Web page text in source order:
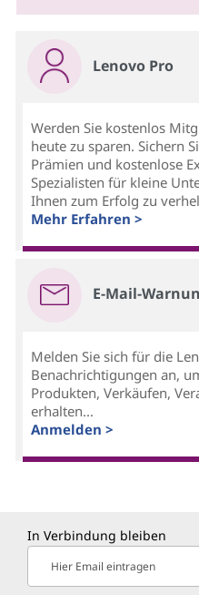
Lenovo Pro
Werden Sie kostenlos
heute zu sparen. Sichern
Prämien und kostenlose
Spezialisten für kleine
Ihnen zum Erfolg zu
Mehr Erfahren >
E-Mail-
Melden Sie sich für die
Benachrichtigungen an,
Produkten, Verkäufen,
erhalten...
Anmelden >
In Verbindung bleiben
Hier Email eintragen